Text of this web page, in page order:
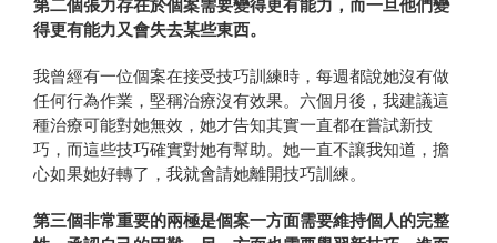
得更有能力又會失去某些東西。
我曾經有一位個案在接受技巧訓練時，每週都說她沒有做
任何行為作業，堅稱治療沒有效果。六個月後，我建議這
種治療可能對她無效，她才告知其實一直都在嘗試新技
巧，而這些技巧確實對她有幫助。她一直不讓我知道，擔
心如果她好轉了，我就會請她離開技巧訓練。
第三個非常重要的兩極是個案一方面需要維持個人的完整